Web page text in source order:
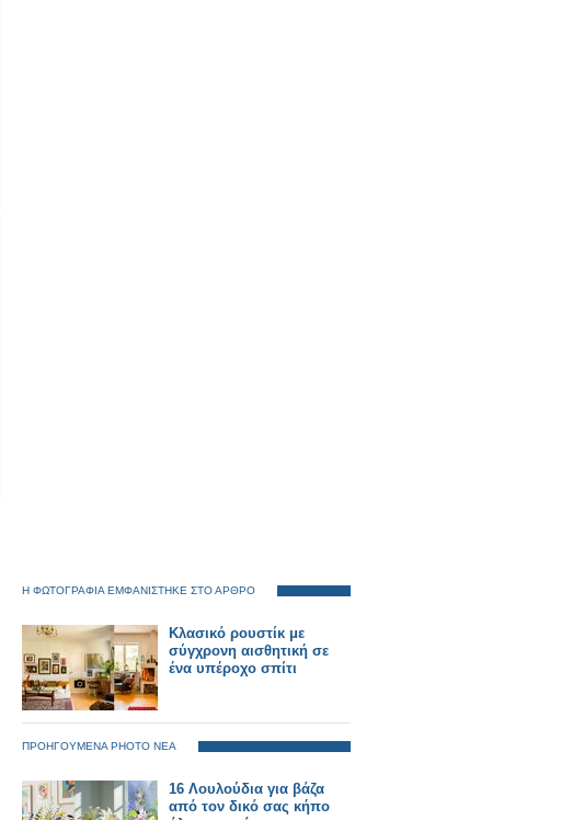
Η ΦΩΤΟΓΡΑΦΙΑ ΕΜΦΑΝΙΣΤΗΚΕ ΣΤΟ ΑΡΘΡΟ
Κλασικό ρουστίκ με
σύγχρονη αισθητική σε
ένα υπέροχο σπίτι
ΠΡΟΗΓΟΥΜΕΝΑ PHOTO ΝΕΑ
16 Λουλούδια για βάζα
από τον δικό σας κήπο